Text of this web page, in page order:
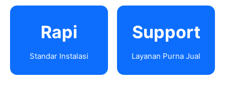
Rapi
Standar Instalasi
Support
Layanan Purna Jual